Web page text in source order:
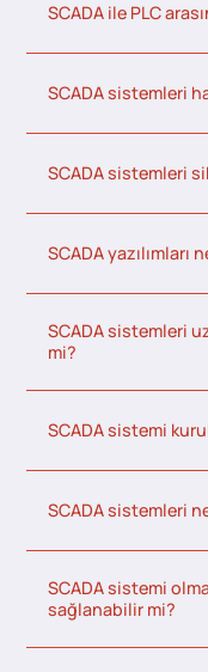
SCADA ile PLC
SCADA sistemleri
SCADA sistemleri
SCADA yazılımları
SCADA sistemleri
mi?
SCADA sistemi
SCADA sistemleri
SCADA sistemi
sağlanabilir mi?